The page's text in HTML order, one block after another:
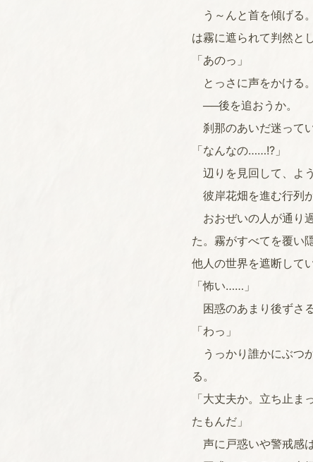
う～んと首を傾げる
は霧に遮られて判然と
「あのっ」
とっさに声をかける
──後を追おうか。
刹那のあいだ迷って
「なんなの……!?」
辺りを見回して、よ
彼岸花畑を進む行列
おおぜいの人が通り
た。霧がすべてを覆い
他人の世界を遮断して
「怖い……」
困惑のあまり後ずさる
「わっ」
うっかり誰かにぶつ
る。
「大丈夫か。立ち止
たもんだ」
声に戸惑いや警戒感